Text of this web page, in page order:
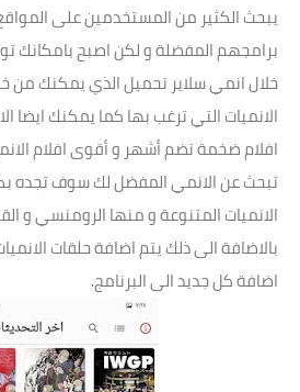
يبحث الكثير من المستخدمين على
برامجهم المفضلة و لكن اصبح بامكانك
خلال انمي سلاير تحميل الذي يمكنك من
الانميات التي ترغب بها كما يمكنك ايضا
افلام ضخمة تضم أشهر و أقوى افلام
تبحث عن الانمي المفضل لك سوف تجده
الانميات المتنوعة و منها الرومنسي و
بالاضافة الى ذلك يتم اضافة حلقات
اضافة كل جديد الى البرنامج.